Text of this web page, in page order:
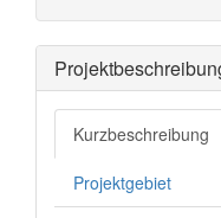
Kurzbeschreibung
Projektgebiet